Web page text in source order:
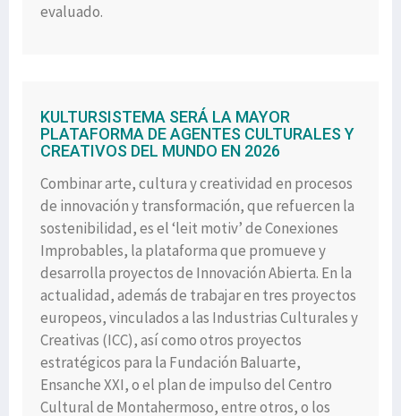
evaluado.
KULTURSISTEMA SERÁ LA MAYOR
PLATAFORMA DE AGENTES CULTURALES Y
CREATIVOS DEL MUNDO EN 2026
Combinar arte, cultura y creatividad en procesos
de innovación y transformación, que refuercen la
sostenibilidad, es el ‘leit motiv’ de Conexiones
Improbables, la plataforma que promueve y
desarrolla proyectos de Innovación Abierta. En la
actualidad, además de trabajar en tres proyectos
europeos, vinculados a las Industrias Culturales y
Creativas (ICC), así como otros proyectos
estratégicos para la Fundación Baluarte,
Ensanche XXI, o el plan de impulso del Centro
Cultural de Montahermoso, entre otros, o los